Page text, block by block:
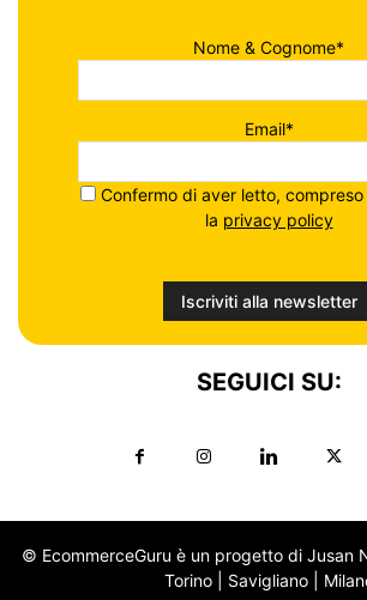
Nome & Cognome*
Email*
Confermo di aver letto,
la privacy policy
SEGUICI SU:
© EcommerceGuru è un progetto di Jusan
Torino | Savigliano |